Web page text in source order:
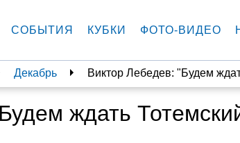
СОБЫТИЯ КУБКИ ФОТО-ВИДЕО
Декабрь Виктор Лебедев: "Будем
ждать